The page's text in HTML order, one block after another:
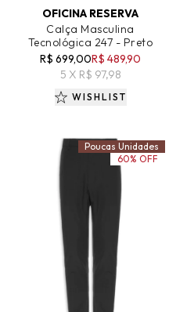
OFICINA RESERVA
Calça Masculina
Tecnológica 247 - Preto
R$ 699,00R$ 489,90
5 X R$ 97,98
WISHLIST
Poucas Unidades
60% OFF